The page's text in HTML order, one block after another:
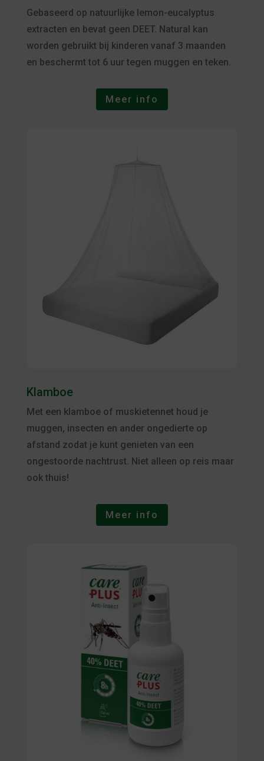
Gebaseerd op natuurlijke lemon-eucalyptus
extracten en bevat geen DEET. Natural kan
worden gebruikt bij kinderen vanaf 3 maanden
en beschermt tot 6 uur tegen muggen en teken.
Meer info
Klamboe
Met een klamboe of muskietennet houd je
muggen, insecten en ander ongedierte op
afstand zodat je kunt genieten van een
ongestoorde nachtrust. Niet alleen op reis maar
ook thuis!
Meer info